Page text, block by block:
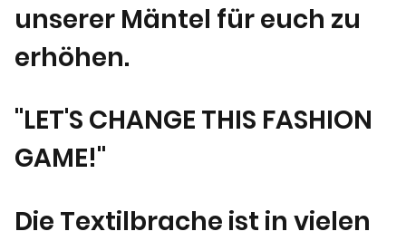
"LET'S CHANGE THIS FASHION
GAME!"
unserer Mäntel für euch zu
erhöhen.
Die Textilbrache ist in vielen